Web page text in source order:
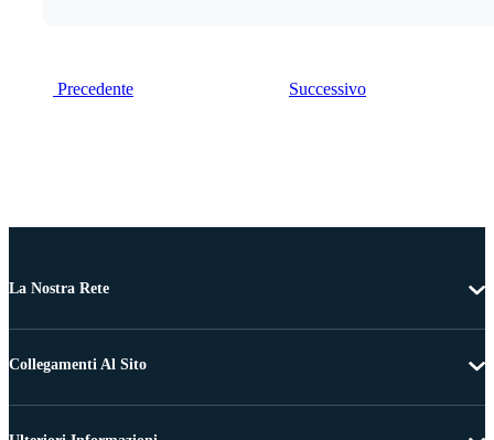
Precedente Successivo
La Nostra Rete
Collegamenti Al Sito